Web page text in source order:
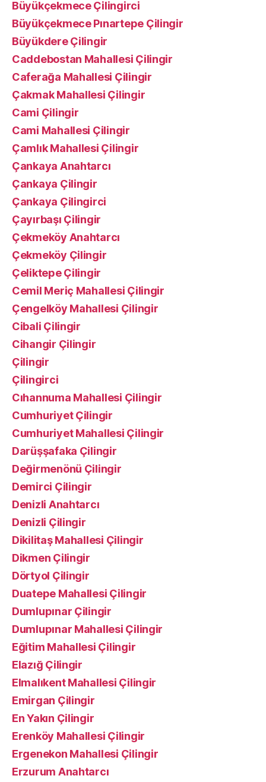
Büyükçekmece Çilingirci
Büyükçekmece Pınartepe Çilingir
Büyükdere Çilingir
Caddebostan Mahallesi Çilingir
Caferağa Mahallesi Çilingir
Çakmak Mahallesi Çilingir
Cami Çilingir
Cami Mahallesi Çilingir
Çamlık Mahallesi Çilingir
Çankaya Anahtarcı
Çankaya Çilingir
Çankaya Çilingirci
Çayırbaşı Çilingir
Çekmeköy Anahtarcı
Çekmeköy Çilingir
Çeliktepe Çilingir
Cemil Meriç Mahallesi Çilingir
Çengelköy Mahallesi Çilingir
Cibali Çilingir
Cihangir Çilingir
Çilingir
Çilingirci
Cıhannuma Mahallesi Çilingir
Cumhuriyet Çilingir
Cumhuriyet Mahallesi Çilingir
Darüşşafaka Çilingir
Değirmenönü Çilingir
Demirci Çilingir
Denizli Anahtarcı
Denizli Çilingir
Dikilitaş Mahallesi Çilingir
Dikmen Çilingir
Dörtyol Çilingir
Duatepe Mahallesi Çilingir
Dumlupınar Çilingir
Dumlupınar Mahallesi Çilingir
Eğitim Mahallesi Çilingir
Elazığ Çilingir
Elmalıkent Mahallesi Çilingir
Emirgan Çilingir
En Yakın Çilingir
Erenköy Mahallesi Çilingir
Ergenekon Mahallesi Çilingir
Erzurum Anahtarcı